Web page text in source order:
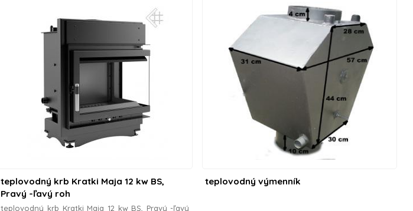
teplovodný krb Kratki Maja 12 kw BS,
Pravý -ľavý roh
teplovodný krb Kratki Maja 12 kw BS, Pravý -ľavý
teplovodný výmenník